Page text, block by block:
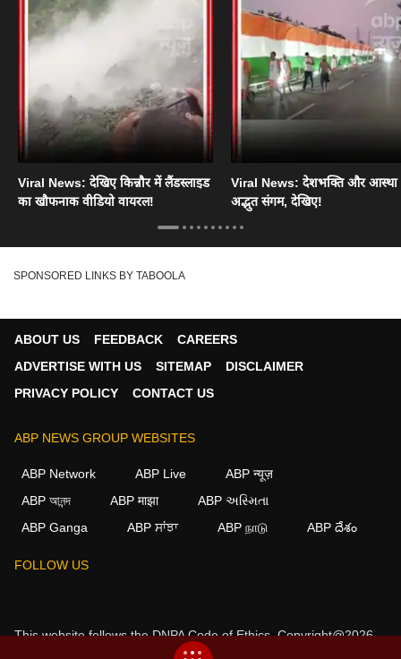
Viral News: देखिए किन्नौर में लैंडस्लाइड
का खौफनाक वीडियो वायरल!
Viral News: देशभक्ति और आस्था
अद्भुत संगम, देखिए!
SPONSORED LINKS BY TABOOLA
ABOUT US FEEDBACK
CAREERS
ADVERTISE WITH US
SITEMAP
DISCLAIMER
PRIVACY POLICY
CONTACT US
ABP NEWS GROUP WEBSITES
ABP Network ABP Live
ABP न्यूज़
ABP আনন্দ
ABP माझा
ABP અસ્મિતા
ABP Ganga
ABP ਸਾਂਝਾ ABP நாடு ABP దేశం
FOLLOW US
This website follows theDNPA Code of Ethics.Copyright@2026.
We use cookies to improve your experience, analyze